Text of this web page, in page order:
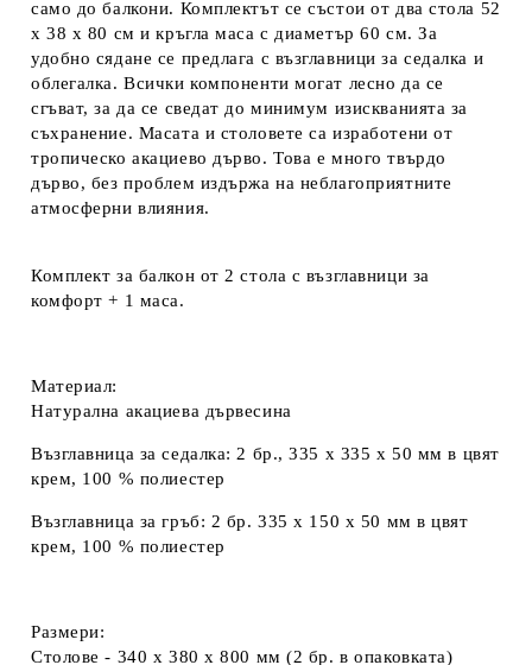
само до балкони. Комплектът се състои от два стола 52
х 38 х 80 см и кръгла маса с диаметър 60 см. За
удобно сядане се предлага с възглавници за седалка и
облегалка. Всички компоненти могат лесно да се
сгъват, за да се сведат до минимум изискванията за
съхранение. Масата и столовете са изработени от
тропическо акациево дърво. Това е много твърдо
дърво, без проблем издържа на неблагоприятните
атмосферни влияния.
Комплект за балкон от 2 стола с възглавници за
комфорт + 1 маса.
Материал:
Натурална акациева дървесина
Възглавница за седалка: 2 бр., 335 x 335 x 50 мм в цвят
крем, 100 % полиестер
Възглавница за гръб: 2 бр. 335 x 150 x 50 мм в цвят
крем, 100 % полиестер
Размери:
Столове - 340 x 380 x 800 мм (2 бр. в опаковката)